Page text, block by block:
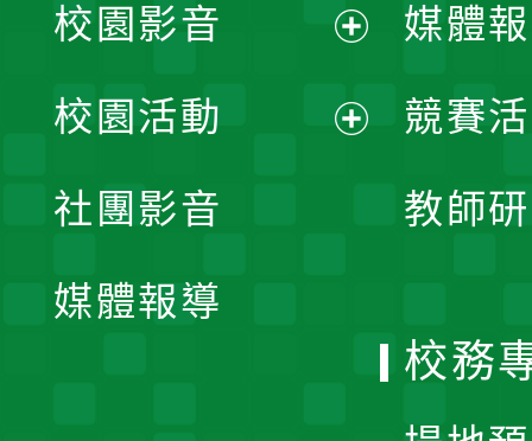
媒體
競賽
教師
校園影音
開
校園活動
社團影音
媒體報導
校務